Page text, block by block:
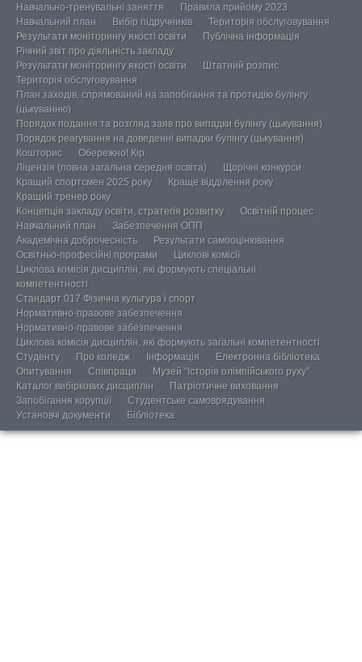
Навчально-тренувальні заняття
Правила прийому 2023
Навчальний план
Вибір підручників
Територія обслуговування
Результати моніторингу якості освіти
Публічна інформація
Річний звіт про діяльність закладу
Результати моніторингу якості освіти
Штатний розпис
Територія обслуговування
План заходів, спрямований на запобігання та протидію булінгу
(цькуванню)
Порядок подання та розгляд заяв про випадки булінгу (цькування)
Порядок реагування на доведенні випадки булінгу (цькування)
Кошторис
Обережно! Кір.
Ліцензія (повна загальна середня освіта)
Щорічні конкурси
Кращий спортсмен 2025 року
Краще відділення року
Кращий тренер року
Концепція закладу освіти, стратегія розвитку
Освітній процес
Навчальний план
Забезпечення ОПП
Академічна доброчесність
Результати самооцінювання
Освітньо-професійні програми
Циклові комісії
Циклова комісія дисциплін, які формують спеціальні
компетентності
Стандарт 017 Фізична культура і спорт
Нормативно-правове забезпечення
Нормативно-правове забезпечення
Циклова комісія дисциплін, які формують загальні компетентності
Студенту
Про коледж Інформація
Електронна бібліотека
Опитування
Співпраця
Музей “Історія олімпійського руху”
Каталог вибіркових дисциплін
Патріотичне виховання
Запобігання корупції
Студентське самоврядування
Установчі документи
Бібліотека